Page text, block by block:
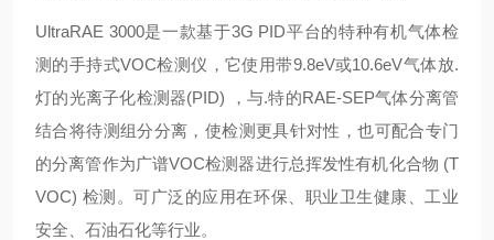
UltraRAE 3000是一款基于3G PID平台的特种有机气体检
测的手持式VOC检测仪，它使用带9.8eV或10.6eV气体放.
灯的光离子化检测器(PID) ，与.特的RAE-SEP气体分离管
结合将待测组分分离，使检测更具针对性，也可配合专门
的分离管作为广谱VOC检测器进行总挥发性有机化合物 (T
VOC) 检测。可广泛的应用在环保、职业卫生健康、工业
安全、石油石化等行业。